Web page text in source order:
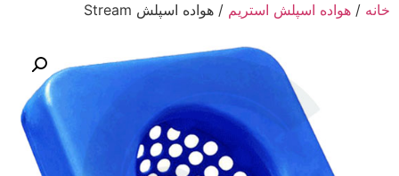
خانه / هواده اسپلش استریم / هواده اسپلش Stream